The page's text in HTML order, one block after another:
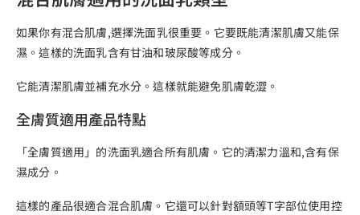
如果你有混合肌膚,選擇洗面乳很重要。它要既能清潔肌膚又能保
濕。這樣的洗面乳含有甘油和玻尿酸等成分。
它能清潔肌膚並補充水分。這樣就能避免肌膚乾澀。
全膚質適用產品特點
「全膚質適用」的洗面乳適合所有肌膚。它的清潔力溫和,含有保
濕成分。
這樣的產品很適合混合肌膚。它還可以針對額頭等T字部位使用控